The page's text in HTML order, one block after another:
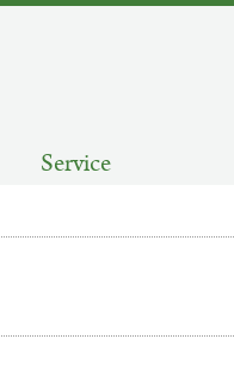
Service